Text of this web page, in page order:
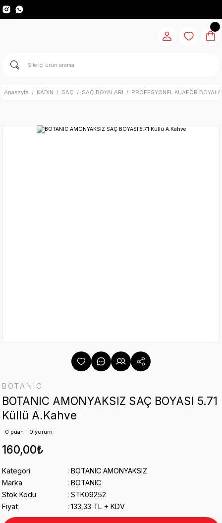
Anasayfa KADIN SAÇ SAÇ BOYALARI PROFESYONEL KUAFÖR
BOTANIC
BOTANIC AMONYAKSIZ SAÇ BOYASI 5.71
Küllü A.Kahve
0 puan - 0 yorum
160,00₺
Kategori
BOTANIC AMONYAKSIZ
Marka
BOTANIC
Stok Kodu
STK09252
Fiyat
133,33 TL + KDV